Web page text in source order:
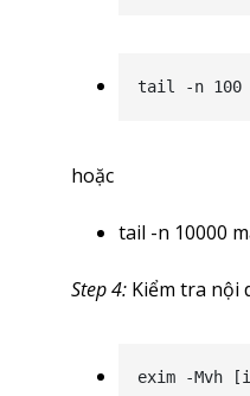
tail -n 100
hoặc
tail -n 10000
Step 4: Kiểm tra nội
exim -